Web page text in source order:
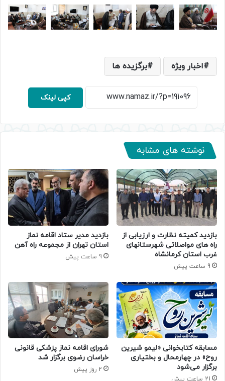
اخبار ویژه برگزیده ها
کپی لینک
نوشته های مشابه
بازدید کمیته نظارت و ارزیابی از
راه های مواصلاتی شهرستانهای
غرب استان کرمانشاه
9 ساعت پیش
بازدید مدیر ستاد اقامه نماز
استان تهران از مجموعه راه آهن
9 ساعت پیش
مسابقه کتابخوانی «لیمو شیرین
روح» در چهارمحال و بختیاری
برگزار می‌شود
21 ساعت پیش
شورای اقامه نماز پزشکی قانونی
خراسان رضوی برگزار شد
2 روز پیش